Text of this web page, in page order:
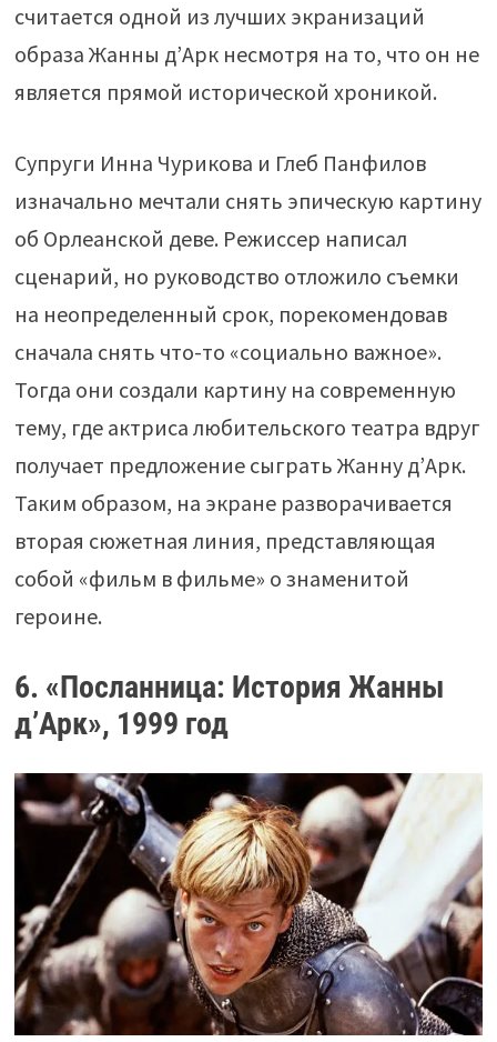
считается одной из лучших экранизаций
образа Жанны д’Арк несмотря на то, что он не
является прямой исторической хроникой.
Супруги Инна Чурикова и Глеб Панфилов
изначально мечтали снять эпическую картину
об Орлеанской деве. Режиссер написал
сценарий, но руководство отложило съемки
на неопределенный срок, порекомендовав
сначала снять что-то «социально важное».
Тогда они создали картину на современную
тему, где актриса любительского театра вдруг
получает предложение сыграть Жанну д’Арк.
Таким образом, на экране разворачивается
вторая сюжетная линия, представляющая
собой «фильм в фильме» о знаменитой
героине.
6. «Посланница: История Жанны
д’Арк», 1999 год